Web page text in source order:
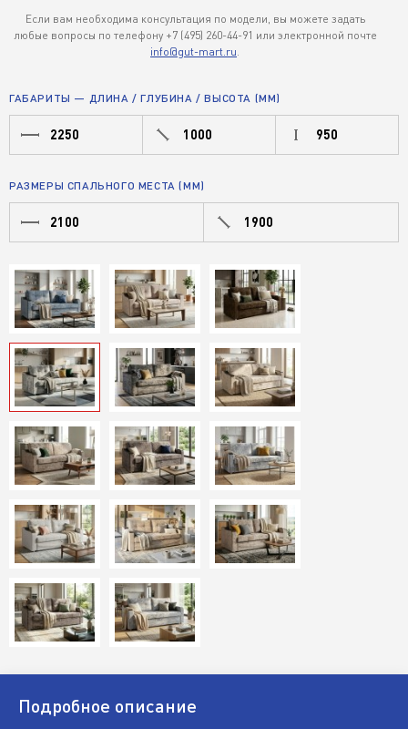
Если вам необходима консультация по модели, вы можете задать
любые вопросы по телефону +7 (495) 260-44-91 или электронной почте
info@gut-mart.ru.
ГАБАРИТЫ — ДЛИНА / ГЛУБИНА / ВЫСОТА (ММ)
2250 1000 950
РАЗМЕРЫ СПАЛЬНОГО МЕСТА (ММ)
2100 1900
Подробное описание